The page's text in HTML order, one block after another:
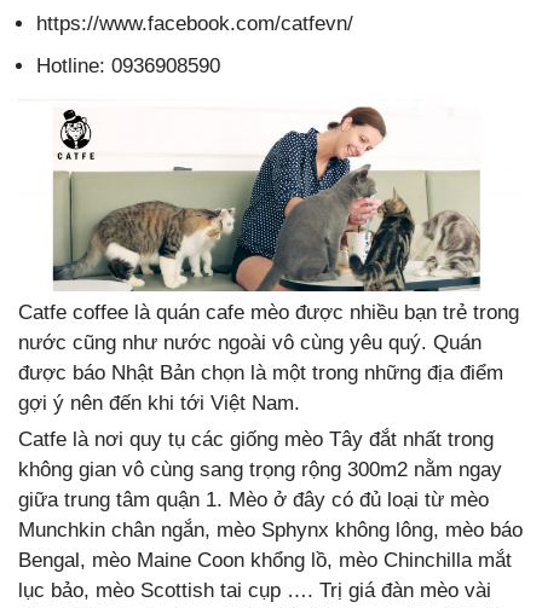
https://www.facebook.com/catfevn/
Hotline: 0936908590
Catfe coffee là quán cafe mèo được nhiều bạn trẻ trong
nước cũng như nước ngoài vô cùng yêu quý. Quán
được báo Nhật Bản chọn là một trong những địa điểm
gợi ý nên đến khi tới Việt Nam.
Catfe là nơi quy tụ các giống mèo Tây đắt nhất trong
không gian vô cùng sang trọng rộng 300m2 nằm ngay
giữa trung tâm quận 1. Mèo ở đây có đủ loại từ mèo
Munchkin chân ngắn, mèo Sphynx không lông, mèo báo
Bengal, mèo Maine Coon khổng lồ, mèo Chinchilla mắt
lục bảo, mèo Scottish tai cụp …. Trị giá đàn mèo vài